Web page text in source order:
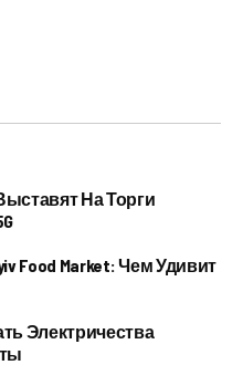
На Торги
Food Market: Чем Удивит
Электричества